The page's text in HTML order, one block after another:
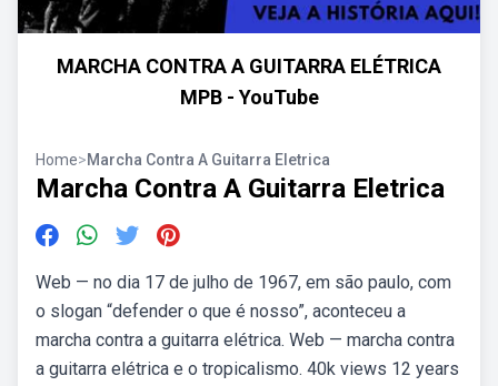
MARCHA CONTRA A GUITARRA ELÉTRICA
MPB - YouTube
Home>Marcha Contra A Guitarra Eletrica
Marcha Contra A Guitarra Eletrica
Web — no dia 17 de julho de 1967, em são paulo, com
o slogan “defender o que é nosso”, aconteceu a
marcha contra a guitarra elétrica. Web — marcha contra
a guitarra elétrica e o tropicalismo. 40k views 12 years